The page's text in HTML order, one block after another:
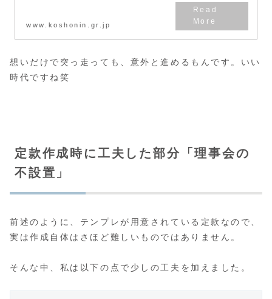
www.koshonin.gr.jp
想いだけで突っ走っても、意外と進めるもんです。いい
時代ですね笑
定款作成時に工夫した部分「理事会の
不設置」
前述のように、テンプレが用意されている定款なので、
実は作成自体はさほど難しいものではありません。
そんな中、私は以下の点で少しの工夫を加えました。